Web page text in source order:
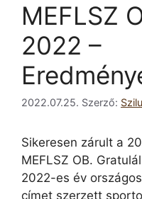
MEFLSZ
2022 –
2022.07.25. Szerző: Szilu
Sikeresen zárult a
MEFLSZ OB.
2022-es év
címet szerzett